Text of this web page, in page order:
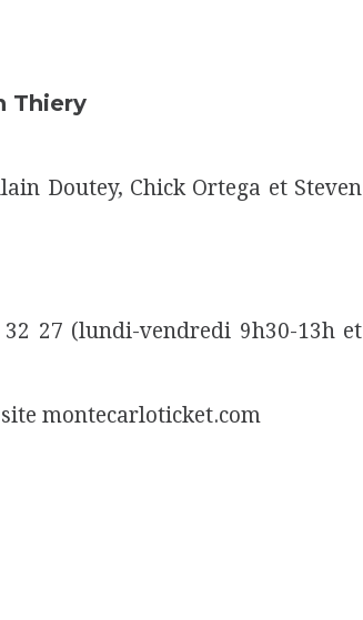
Thiery
Doutey, Chick Ortega et Steven
27 (lundi-vendredi 9h30-13h et
montecarloticket.com